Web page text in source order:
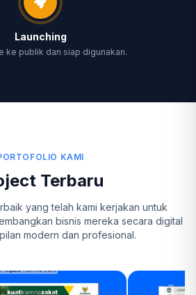
Launching
ke publik dan siap digunakan.
KAMI
Terbaru
yang telah kami kerjakan untuk
bisnis mereka secara digital
modern dan profesional.